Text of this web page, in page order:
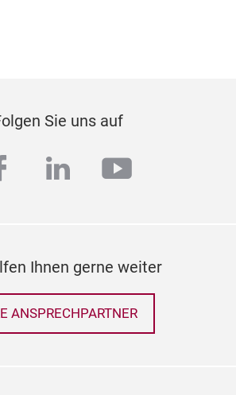
Sie uns auf
linkedinyoutube
Ihnen gerne weiter
ANSPRECHPARTNER